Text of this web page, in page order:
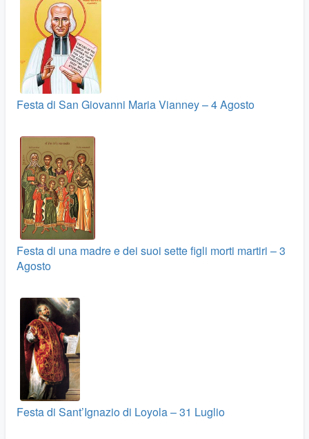
Festa di San Giovanni Maria Vianney – 4 Agosto
Festa di una madre e dei suoi sette figli morti martiri – 3
Agosto
Festa di Sant’Ignazio di Loyola – 31 Luglio